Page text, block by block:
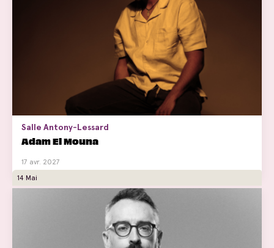
Salle Antony-Lessard
Adam El Mouna
17 avr. 2027
14 Mai